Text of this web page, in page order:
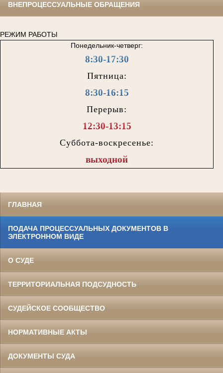
ВНЕПРОЦЕССУАЛЬНЫЕ ОБРАЩЕНИЯ
РЕЖИМ РАБОТЫ
Понедельник-четверг:
8:30-17:30
Пятница:
8:30-16:15
Перерыв:
12:30-13:15
Суббота-воскресенье:
выходной
ГЛАВНАЯ
ПОДАЧА ПРОЦЕССУАЛЬНЫХ ДОКУМЕНТОВ В
ЭЛЕКТРОННОМ ВИДЕ
О СУДЕ
ТЕРРИТОРИАЛЬНАЯ ПОДСУДНОСТЬ
СУДЕЙСКОЕ СООБЩЕСТВО
НОРМАТИВНЫЕ АКТЫ
ДОКУМЕНТЫ СУДА